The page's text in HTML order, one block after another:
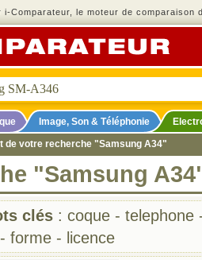
i-Comparateur, le moteur de comparaison
Image, Son & Téléphonie
de votre recherche "Samsung A34"
"Samsung
clés : coque - telephone
- forme - licence